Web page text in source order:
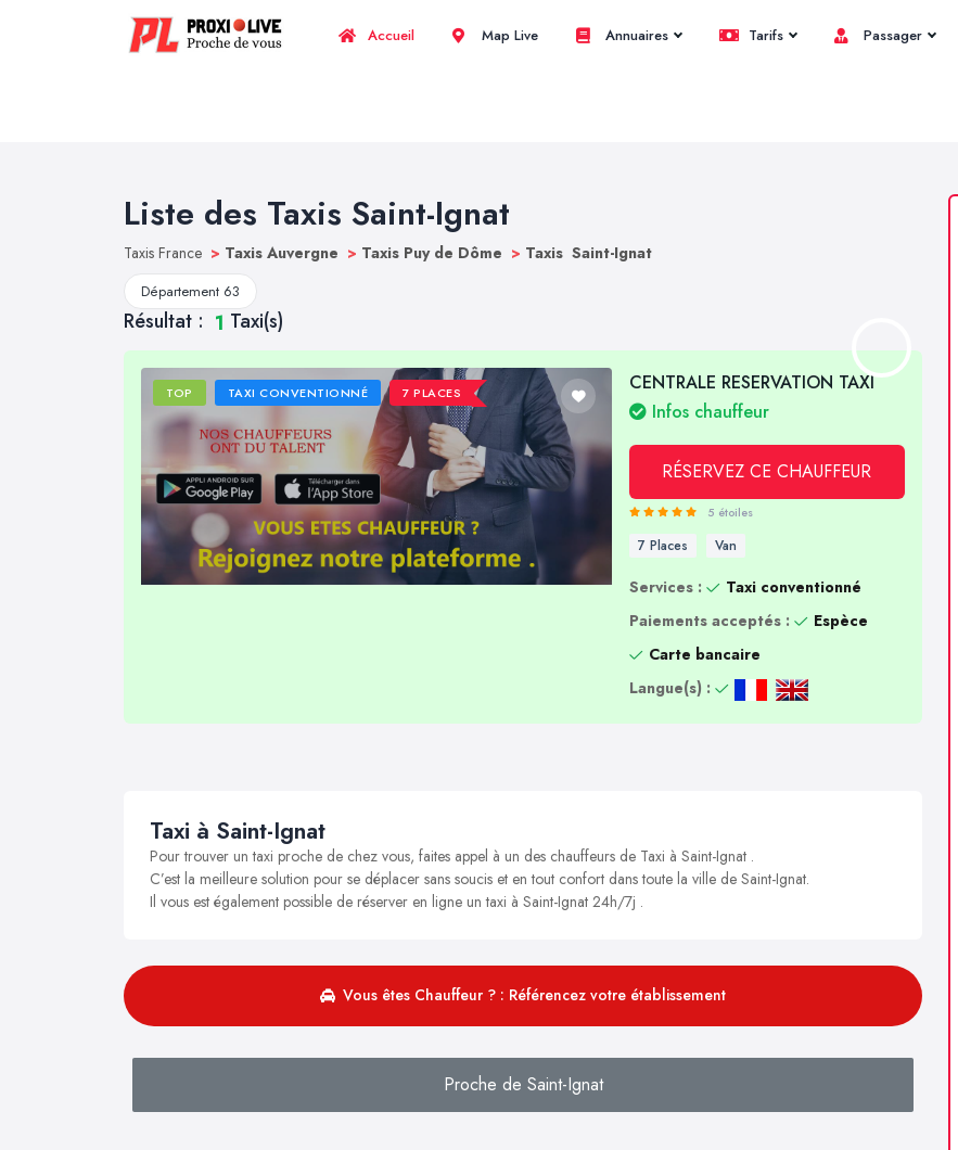
Accueil Map Live Annuaires Tarifs Passager
Liste des Taxis Saint-Ignat
Taxis France > Taxis Auvergne > Taxis Puy de Dôme > Taxis Saint-Ignat
Département 63
Résultat : 1 Taxi(s)
TOP TAXI CONVENTIONNÉ 7 PLACES
CENTRALE RESERVATION TAXI
Infos chauffeur
RÉSERVEZ CE CHAUFFEUR
5 étoiles
7 Places Van
Services :
Taxi conventionné
Paiements acceptés :
Espèce
Carte bancaire
Langue(s) :
Taxi à Saint-Ignat
Pour trouver un taxi proche de chez vous, faites appel à un des chauffeurs de Taxi à Saint-Ignat .
C’est la meilleure solution pour se déplacer sans soucis et en tout confort dans toute la ville de Saint-Ignat.
Il vous est également possible de réserver en ligne un taxi à Saint-Ignat 24h/7j .
Vous êtes Chauffeur ? : Référencez votre établissement
Proche de Saint-Ignat